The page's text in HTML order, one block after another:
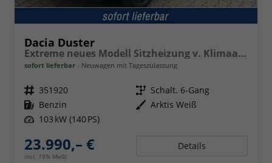
Dacia Duster
Extreme neues Modell Sitzheizung v. Klimaauto. PDC v+h Kamera Tempomat Hands-free K. 17 Zoll Leichtmetallf.
sofort lieferbar Neuwagen mit Tageszulassung
Fahrzeugnr. 351920 Getriebe Schalt. 6-Gang
Kraftstoff Benzin Außenfarbe Arktis Weiß
Leistung 103 kW (140 PS)
23.990,– €
incl. 19% MwSt.
Details